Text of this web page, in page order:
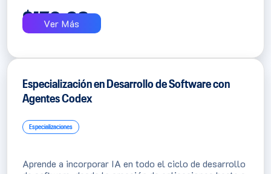
$ 176.38
Ver Más
Especialización en Desarrollo de Software con
Agentes Codex
Especializaciones
Aprende a incorporar IA en todo el ciclo de desarrollo